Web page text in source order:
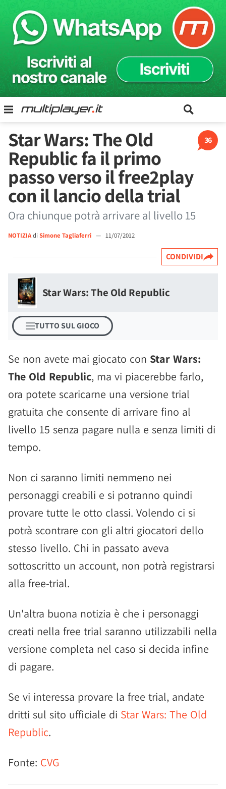
36
Star Wars: The Old
Republic fa il primo
passo verso il free2play
con il lancio della trial
Ora chiunque potrà arrivare al livello 15
NOTIZIAdi Simone Tagliaferri — 11/07/2012
CONDIVIDI
Star Wars: The Old Republic
TUTTO SUL GIOCO
Se non avete mai giocato con Star Wars:
The Old Republic, ma vi piacerebbe farlo,
ora potete scaricarne una versione trial
gratuita che consente di arrivare fino al
livello 15 senza pagare nulla e senza limiti di
tempo.
Non ci saranno limiti nemmeno nei
personaggi creabili e si potranno quindi
provare tutte le otto classi. Volendo ci si
potrà scontrare con gli altri giocatori dello
stesso livello. Chi in passato aveva
sottoscritto un account, non potrà registrarsi
alla free-trial.
Un'altra buona notizia è che i personaggi
creati nella free trial saranno utilizzabili nella
versione completa nel caso si decida infine
di pagare.
Se vi interessa provare la free trial, andate
dritti sul sito ufficiale di Star Wars: The Old
Republic.
Fonte: CVG